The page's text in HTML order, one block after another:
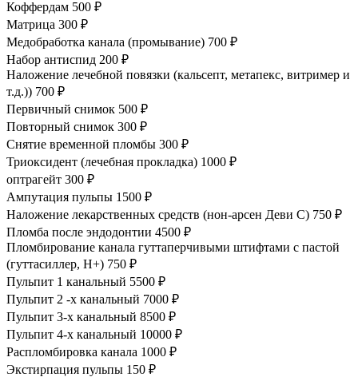
Коффердам 500 ₽
Матрица 300 ₽
Медобработка канала (промывание) 700 ₽
Набор антиспид 200 ₽
Наложение лечебной повязки (кальсепт, метапекс, витример и
т.д.)) 700 ₽
Первичный снимок 500 ₽
Повторный снимок 300 ₽
Снятие временной пломбы 300 ₽
Триоксидент (лечебная прокладка) 1000 ₽
оптрагейт 300 ₽
Ампутация пульпы 1500 ₽
Наложение лекарственных средств (нон-арсен Деви С) 750 ₽
Пломба после эндодонтии 4500 ₽
Пломбирование канала гуттаперчивыми штифтами с пастой
(гуттасиллер, Н+) 750 ₽
Пульпит 1 канальный 5500 ₽
Пульпит 2 -х канальный 7000 ₽
Пульпит 3-х канальный 8500 ₽
Пульпит 4-х канальный 10000 ₽
Распломбировка канала 1000 ₽
Экстирпация пульпы 150 ₽